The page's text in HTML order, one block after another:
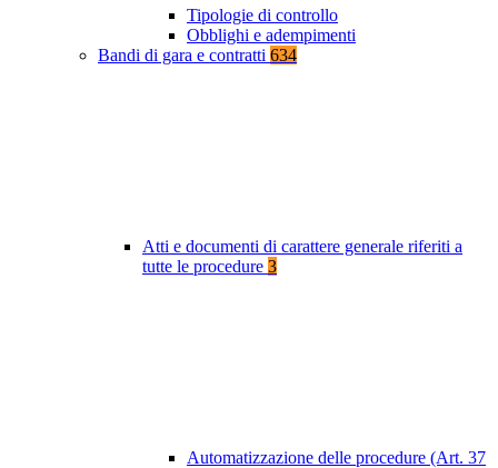
Tipologie di controllo
Obblighi e adempimenti
Bandi di gara e contratti 634
Atti e documenti di carattere generale riferiti a
tutte le procedure 3
Automatizzazione delle procedure (Art. 37